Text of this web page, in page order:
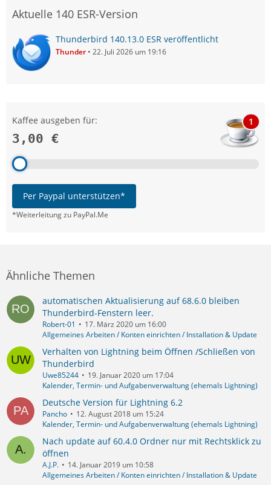
Aktuelle 140 ESR-Version
Thunderbird 140.13.0 ESR veröffentlicht
Thunder 22. Juli 2026 um 19:16
Kaffee ausgeben für:
3,00 €
1
Per Paypal unterstützen*
*Weiterleitung zu PayPal.Me
Ähnliche Themen
automatischen Aktualisierung auf 68.6.0 bleiben
Thunderbird-Fenstern leer.
Robert-01
17. März 2020 um 16:00
Allgemeines Arbeiten / Konten einrichten / Installation & Update
Verhalten von Lightning beim Öffnen /Schließen von
Thunderbird
Uwe85244
19. Januar 2020 um 17:04
Kalender, Termin- und Aufgabenverwaltung (ehemals Lightning)
Deutsche Version für Lightning 6.2
Pancho
12. August 2018 um 15:24
Kalender, Termin- und Aufgabenverwaltung (ehemals Lightning)
Nach update auf 60.4.0 Ordner nur mit Rechtsklick zu
öffnen
A.J.P.
14. Januar 2019 um 10:58
Allgemeines Arbeiten / Konten einrichten / Installation & Update